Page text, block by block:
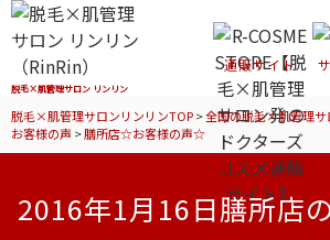
脱毛×肌管理サロン リンリン
通販サイト
脱毛×肌管理サロンリンリンTOP>全国の脱毛×肌管理サ
お客様の声 >膳所店☆お客様の声☆
2016年1月16日膳所店